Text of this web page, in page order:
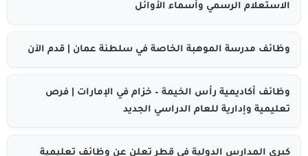
الاستعلام الرسمي وأسماء الأوائل
وظائف مدرسة الموهبة الخاصة في سلطنة عمان | قدم الآن
وظائف أكاديمية رأس الخيمة – خزام في الإمارات | فرص
تعليمية وإدارية للعام الدراسي الجديد
كبرى المدارس الدولية في قطر تعلن عن وظائف تعليمية